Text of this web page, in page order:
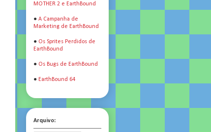
MOTHER 2 e EarthBound
● A Campanha de
Marketing de EarthBound
● Os Sprites Perdidos de
EarthBound
● Os Bugs de EarthBound
● EarthBound 64
Arquivo: